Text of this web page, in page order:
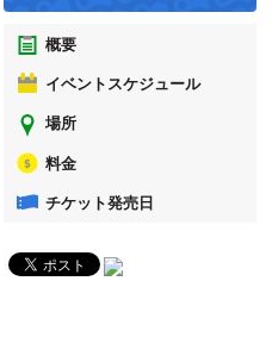
概要
イベントスケジュール
場所
料金
チケット発売日